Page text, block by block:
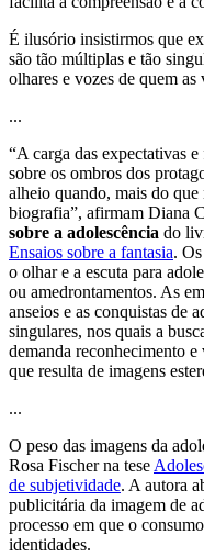
É ilusório insistirmos que
são tão múltiplas e tão
olhares e vozes de quem as
...
“A carga das expectativas e
sobre os ombros dos
alheio quando, mais do que
biografia”, afirmam Diana
sobre a adolescência do
Ensaios sobre a fantasia.
o olhar e a escuta para
ou amedrontamentos. As
anseios e as conquistas de
singulares, nos quais a
demanda reconhecimento
que resulta de imagens
...
O peso das imagens da
Rosa Fischer na tese
de subjetividade. A autora
publicitária da imagem de
processo em que o
identidades.